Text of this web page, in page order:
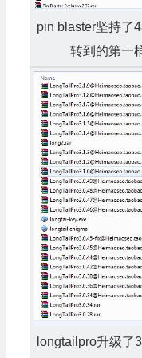
pin blaster坚持了
转到的第一
longtailpro升级了